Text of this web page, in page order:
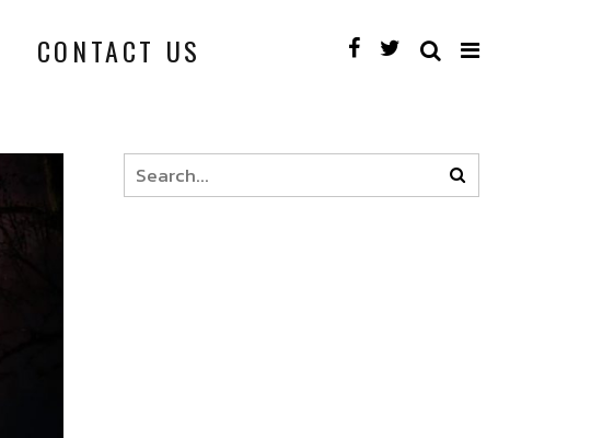
CONTACT US